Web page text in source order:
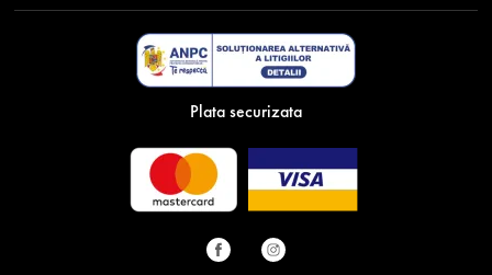
Plata securizata